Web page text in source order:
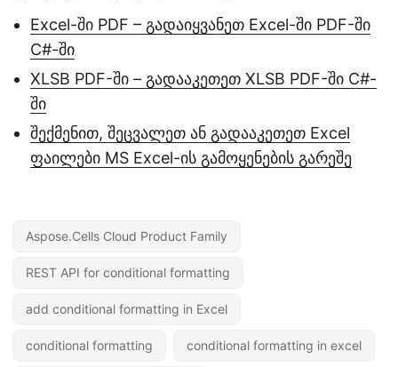
Excel-ში PDF – გადაიყვანეთ Excel-ში PDF-ში
C#-ში
XLSB PDF-ში – გადააკეთეთ XLSB PDF-ში C#-
ში
შექმენით, შეცვალეთ ან გადააკეთეთ Excel
ფაილები MS Excel-ის გამოყენების გარეშე
Aspose.Cells Cloud Product Family
REST API for conditional formatting
add conditional formatting in Excel
conditional formatting conditional formatting in excel